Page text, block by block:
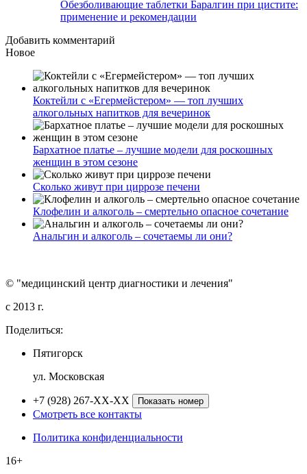
Обезболивающие таблетки Баралгин при цистите:
применение и рекомендации
Добавить комментарий
Новое
Коктейли с «Егермейстером» — топ лучших
алкогольных напитков для вечеринок
Бархатное платье – лучшие модели для роскошных
женщин в этом сезоне
Сколько живут при циррозе печени
Клофелин и алкоголь – смертельно опасное сочетание
Анальгин и алкоголь – сочетаемы ли они?
© "медицинский центр диагностики и лечения"
c 2013 г.
Поделиться:
Пятигорск
ул. Московская
+7 (928) 267-XX-XX Показать номер
Смотреть все контакты
Политика конфиденциальности
16+